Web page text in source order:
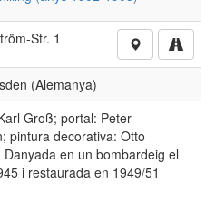
o informació d’aquest obra,
d’imatges o continguts
exprés de l'autor